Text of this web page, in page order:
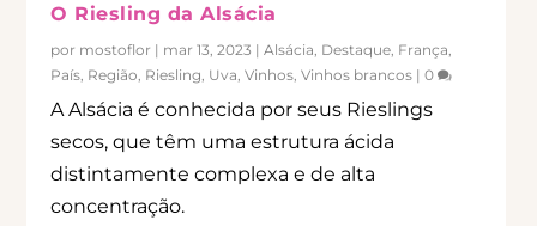
O Riesling da Alsácia
por mostoflor | mar 13, 2023 |Alsácia Destaque França
País Região Riesling Uva ,Vinhos ,Vinhos brancos |0
A Alsácia é conhecida por seus Rieslings
secos, que têm uma estrutura ácida
distintamente complexa e de alta
concentração.